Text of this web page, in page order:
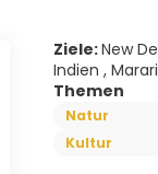
Ziele:New
Indien ,
Themen
Natur
Kultur